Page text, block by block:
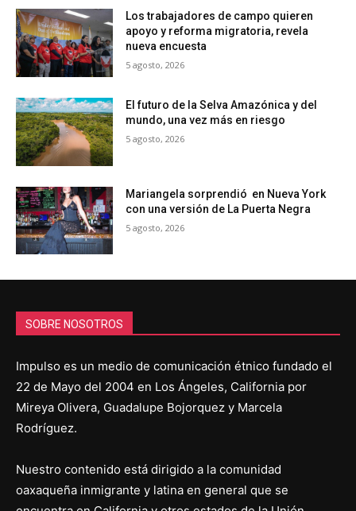
Los trabajadores de campo quieren
apoyo y reforma migratoria, revela
nueva encuesta
5 agosto, 2026
El futuro de la Selva Amazónica y del
mundo, una vez más en riesgo
5 agosto, 2026
Mariangela sorprendió en Nueva York
con una versión de La Puerta Negra
5 agosto, 2026
SOBRE NOSOTROS
Impulso es un medio de comunicación étnico fundado el
22 de Mayo del 2004 en Los Ángeles, California por
Mireya Olivera, Guadalupe Bojorquez y Marcela
Rodríguez.
Nuestro contenido está dirigido a la comunidad
oaxaqueña inmigrante y latina en general que se